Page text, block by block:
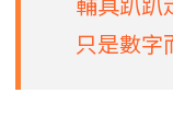
只是數字